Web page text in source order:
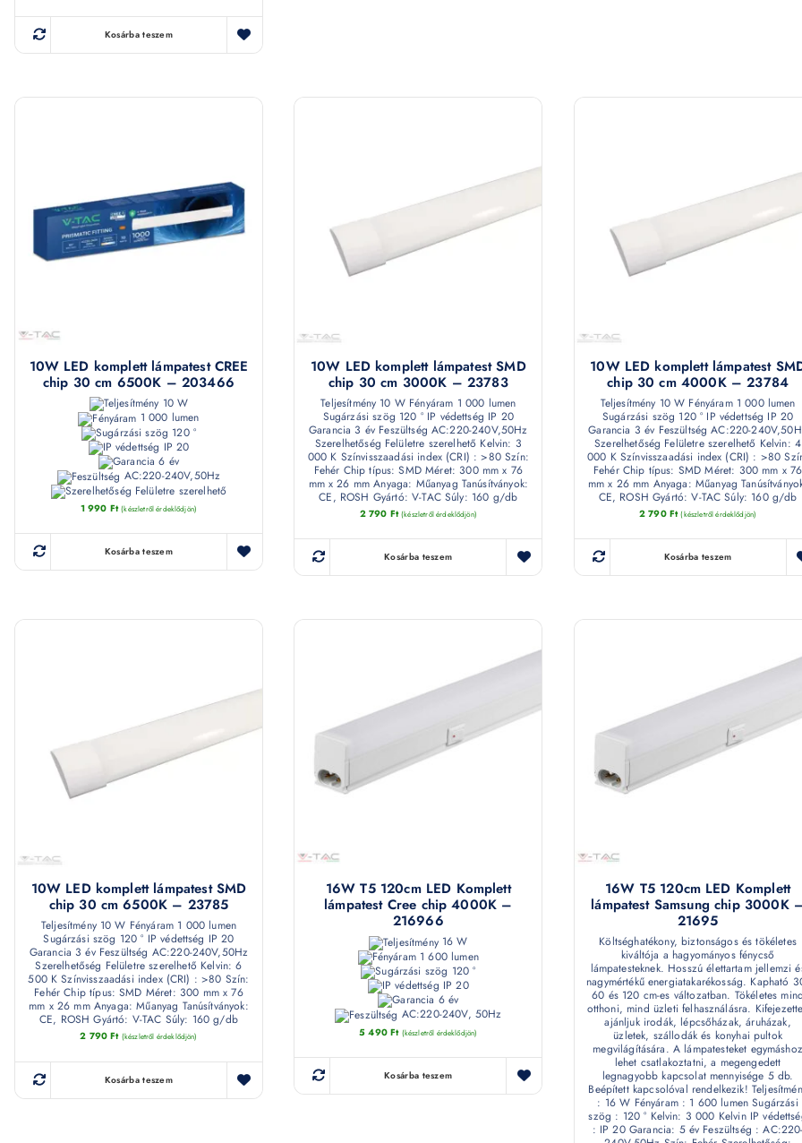
Kosárba teszem
10W LED komplett lámpatest CREE
chip 30 cm 6500K – 203466
10 W
1 000 lumen
120 °
IP 20
6 év
AC:220-240V,50Hz
Felületre szerelhető
1 990 Ft (készletről érdeklődjön)
Kosárba teszem
10W LED komplett lámpatest SMD
chip 30 cm 3000K – 23783
Teljesítmény 10 W Fényáram 1 000 lumen
Sugárzási szög 120 ° IP védettség IP 20
Garancia 3 év Feszültség AC:220-240V,50Hz
Szerelhetőség Felületre szerelhető Kelvin: 3
000 K Színvisszaadási index (CRI) : >80 Szín:
Fehér Chip típus: SMD Méret: 300 mm x 76
mm x 26 mm Anyaga: Műanyag Tanúsítványok:
CE, ROSH Gyártó: V-TAC Súly: 160 g/db
2 790 Ft (készletről érdeklődjön)
Kosárba teszem
10W LED komplett lámpatest
chip 30 cm 4000K – 23784
Teljesítmény 10 W Fényáram 1 000 lumen
Sugárzási szög 120 ° IP védettség IP 20
Garancia 3 év Feszültség AC:220-
Szerelhetőség Felületre szerelhető Kelvin: 4
000 K Színvisszaadási index (CRI) : >80
Fehér Chip típus: SMD Méret: 300 mm x 76
mm x 26 mm Anyaga: Műanyag
CE, ROSH Gyártó: V-TAC Súly: 160 g/db
2 790 Ft (készletről érdeklődjön)
Kosárba teszem
10W LED komplett lámpatest SMD
chip 30 cm 6500K – 23785
Teljesítmény 10 W Fényáram 1 000 lumen
Sugárzási szög 120 ° IP védettség IP 20
Garancia 3 év Feszültség AC:220-240V,50Hz
Szerelhetőség Felületre szerelhető Kelvin: 6
500 K Színvisszaadási index (CRI) : >80 Szín:
Fehér Chip típus: SMD Méret: 300 mm x 76
mm x 26 mm Anyaga: Műanyag Tanúsítványok:
CE, ROSH Gyártó: V-TAC Súly: 160 g/db
2 790Ft (készletről érdeklődjön)
Kosárba teszem
16W T5 120cm LED Komplett
lámpatest Cree chip 4000K –
216966
16 W
1 600 lumen
120 °
IP 20
6 év
AC:220-240V, 50Hz
5 490Ft (készletről érdeklődjön)
Kosárba teszem
16W T5 120cm LED Komplett
lámpatest Samsung chip 3000K
21695
Költséghatékony, biztonságos és tökéletes
kiváltója a hagyományos fénycső
lámpatesteknek. Hosszú élettartam jellemzi
nagymértékű energiatakarékosság. Kapható
60 és 120 cm-es változatban. Tökéletes mind
otthoni, mind üzleti felhasználásra.
ajánljuk irodák, lépcsőházak, áruházak,
üzletek, szállodák és konyhai pultok
megvilágítására. A lámpatesteket egymáshoz
lehet csatlakoztatni, a megengedett
legnagyobb kapcsolat mennyisége 5 db.
Beépített kapcsolóval rendelkezik!
: 16 W Fényáram : 1 600 lumen Sugárzási
szög : 120 ° Kelvin: 3 000 Kelvin IP
: IP 20 Garancia: 5 év Feszültség : AC:220-